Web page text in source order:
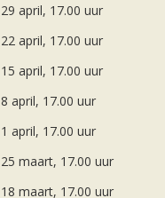
april, 17.00 uur
april, 17.00 uur
april, 17.00 uur
april, 17.00 uur
april, 17.00 uur
maart, 17.00 uur
maart, 17.00 uur